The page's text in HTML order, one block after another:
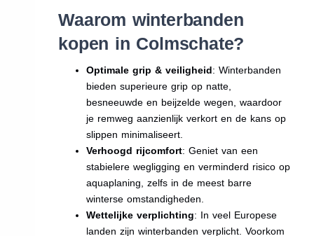
Waarom winterbanden
kopen in Colmschate?
Optimale grip & veiligheid: Winterbanden
bieden superieure grip op natte,
besneeuwde en beijzelde wegen, waardoor
je remweg aanzienlijk verkort en de kans op
slippen minimaliseert.
Verhoogd rijcomfort: Geniet van een
stabielere wegligging en verminderd risico op
aquaplaning, zelfs in de meest barre
winterse omstandigheden.
Wettelijke verplichting: In veel Europese
landen zijn winterbanden verplicht. Voorkom